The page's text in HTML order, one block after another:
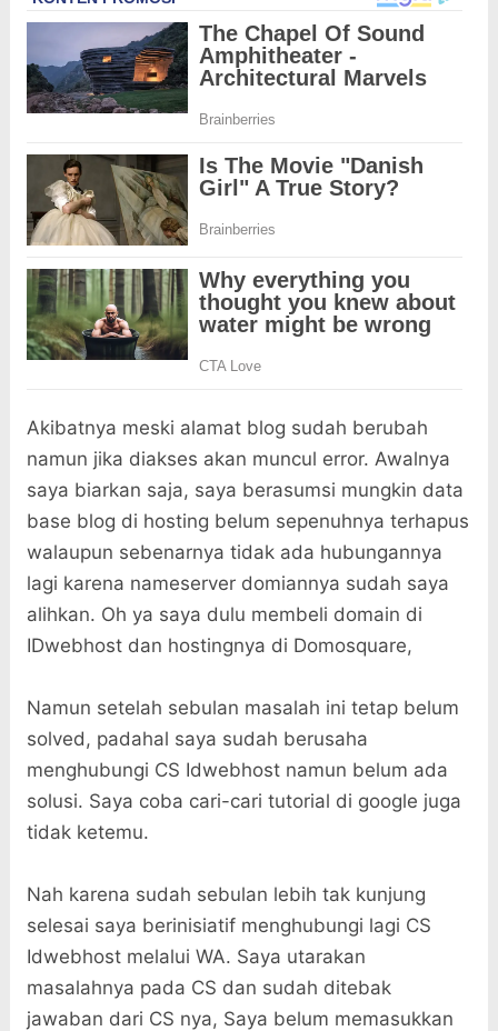
Akibatnya meski alamat blog sudah berubah
namun jika diakses akan muncul error. Awalnya
saya biarkan saja, saya berasumsi mungkin data
base blog di hosting belum sepenuhnya terhapus
walaupun sebenarnya tidak ada hubungannya
lagi karena nameserver domiannya sudah saya
alihkan. Oh ya saya dulu membeli domain di
IDwebhost dan hostingnya di Domosquare,
Namun setelah sebulan masalah ini tetap belum
solved, padahal saya sudah berusaha
menghubungi CS Idwebhost namun belum ada
solusi. Saya coba cari-cari tutorial di google juga
tidak ketemu.
Nah karena sudah sebulan lebih tak kunjung
selesai saya berinisiatif menghubungi lagi CS
Idwebhost melalui WA. Saya utarakan
masalahnya pada CS dan sudah ditebak
jawaban dari CS nya, Saya belum memasukkan